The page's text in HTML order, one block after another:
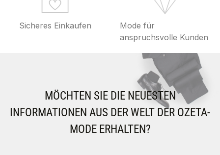
Sicheres Einkaufen
Mode für
anspruchsvolle Kunden
MÖCHTEN SIE DIE NEUESTEN
INFORMATIONEN AUS DER WELT DER OZETA-
MODE ERHALTEN?